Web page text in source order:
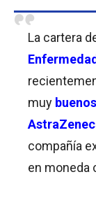
La cartera
muy
compañía
en moneda